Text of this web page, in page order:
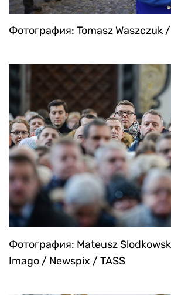
Фотография: Tomasz Waszczuk
Фотография: Mateusz
Imago / Newspix / TASS